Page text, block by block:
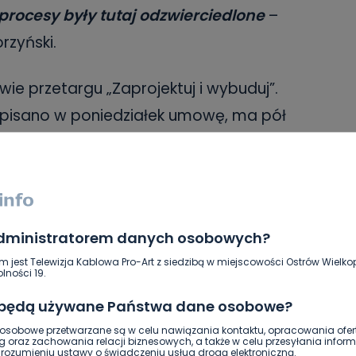
danych osobowych?
jest Telewizja Kablowa Pro-Art z siedzibą w miejscowości Ostrów
19.
używane Państwa dane osobowe?
przetwarzane są w celu nawiązania kontaktu, opracowania
oraz zachowania relacji biznesowych, a także w celu przesyłania
ustawy o świadczeniu usług drogą elektroniczną.
były tutaj odzwierciedlone–
przetargu „Zaprojektuj i wybuduj”.
w poniedziałek umowę, ma pół
wykona wszystkie zadania w jego
rozpocząć realizację
jakim będzie przebudowa
powstaniemCentrum Innowacji
dla 20 sal
wydłużymy czas zajęć ponad godzinę